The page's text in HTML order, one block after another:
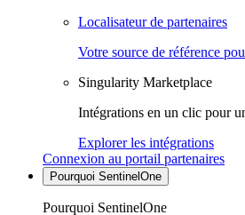
Localisateur de partenaires
Votre source de référence
Singularity Marketplace
Intégrations en un clic pour
Explorer les intégrations
Connexion au portail partenaires
Pourquoi SentinelOne
Pourquoi SentinelOne